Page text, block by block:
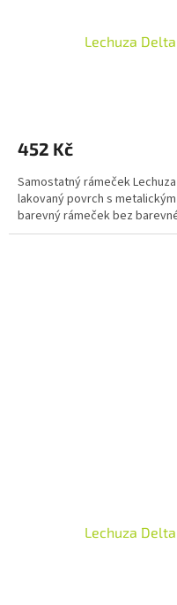
Lechuza
452 Kč
Samostatný rámeček
lakovaný povrch s
barevný rámeček bez
Lechuza